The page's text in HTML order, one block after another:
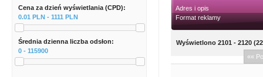
Cena za dzień wyświetlania (CPD):
0.01 PLN - 1111 PLN
Średnia dzienna liczba odsłon:
0 - 115900
Adres i opis
Format reklamy
Wyświetlono 2101 - 2120
««